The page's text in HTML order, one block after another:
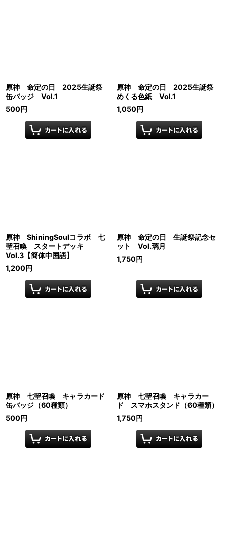
原神 命定の日 2025生誕祭
缶バッジ Vol.1
500円
原神 命定の日 2025生誕祭
めくる色紙 Vol.1
1,050円
原神 ShiningSoulコラボ 七
聖召喚 スタートデッキ
Vol.3【簡体中国語】
1,200円
原神 命定の日 生誕祭記念セ
ット Vol.璃月
1,750円
原神 七聖召喚 キャラカード
缶バッジ（60種類）
500円
原神 七聖召喚 キャラカー
ド スマホスタンド（60種類）
1,750円